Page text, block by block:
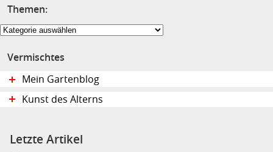
Themen:
Themen:
Vermischtes
Mein Gartenblog
Kunst des Alterns
Letzte Artikel